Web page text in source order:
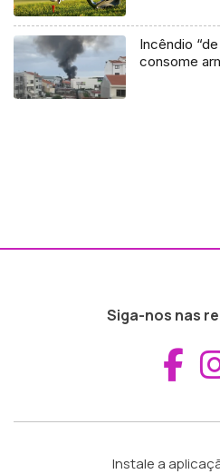
Incêndio
consome
Siga-nos nas
Instale a